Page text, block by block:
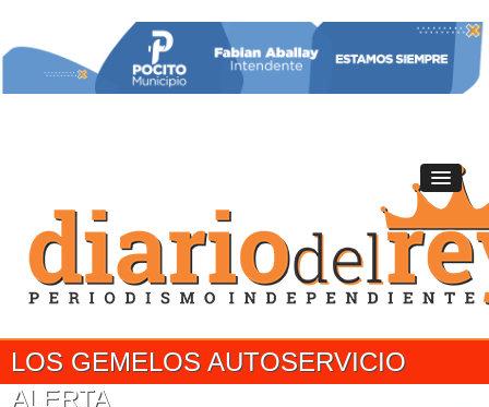
LOS GEMELOS AUTOSERVICIO
ALERTA